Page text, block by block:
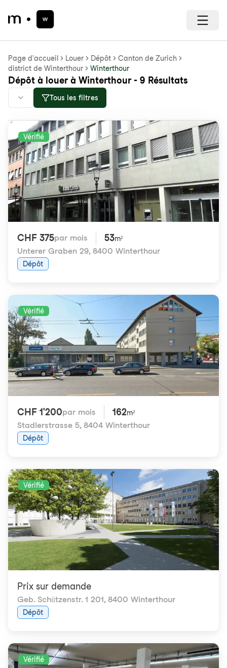
Page d'accueil Louer Dépôt
Canton de Zurich
district de Winterthour
Winterthour
Dépôt à louer à Winterthour - 9 Résultats
Tous les filtres
Vérifié
CHF 375par mois 53m²
Unterer Graben 29, 8400 Winterthour
Dépôt
Vérifié
CHF 1'200par mois 162m²
Stadlerstrasse 5, 8404 Winterthour
Dépôt
Vérifié
Prix ​​sur demande
Geb. Schützenstr. 1 201, 8400 Winterthour
Dépôt
Vérifié